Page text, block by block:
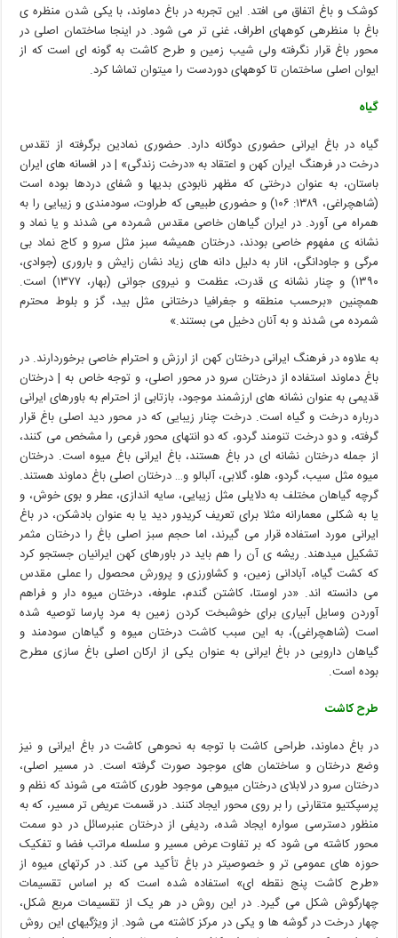
کوشک و باغ اتفاق می افتد. این تجربه در باغ دماوند، با یکی شدن منظره ی
باغ با منظرهی کوههای اطراف، غنی تر می شود. در اینجا ساختمان اصلی در
محور باغ قرار نگرفته ولی شیب زمین و طرح کاشت به گونه ای است که از
ایوان اصلی ساختمان تا کوههای دوردست را میتوان تماشا کرد.
گیاه
گیاه در باغ ایرانی حضوری دوگانه دارد. حضوری نمادین برگرفته از تقدس
درخت در فرهنگ ایران کهن و اعتقاد به «درخت زندگی» | در افسانه های ایران
باستان، به عنوان درختی که مظهر نابودی بدیها و شفای دردها بوده است
(شاهچراغی، ۱۳۸۹: ۱۰۶) و حضوری طبیعی که طراوت، سودمندی و زیبایی را به
همراه می آورد. در ایران گیاهان خاصی مقدس شمرده می شدند و یا نماد و
نشانه ی مفهوم خاصی بودند، درختان همیشه سبز مثل سرو و کاج نماد بی
مرگی و جاودانگی، انار به دلیل دانه های زیاد نشان زایش و باروری (جوادی،
۱۳۹۰) و چنار نشانه ی قدرت، عظمت و نیروی جوانی (بهار، ۱۳۷۷) است.
همچنین «برحسب منطقه و جغرافیا درختانی مثل بید، گز و بلوط محترم
شمرده می شدند و به آنان دخیل می بستند.»
به علاوه در فرهنگ ایرانی درختان کهن از ارزش و احترام خاصی برخوردارند. در
باغ دماوند استفاده از درختان سرو در محور اصلی، و توجه خاص به | درختان
قدیمی به عنوان نشانه های ارزشمند موجود، بازتابی از احترامبه باورهای ایرانی
درباره درخت و گیاه است. درخت چنار زیبایی که در محور دید اصلی باغ قرار
گرفته، و دو درخت تنومند گردو، که دو انتهای محور فرعی را مشخص می کنند،
از جمله درختان نشانه ای در باغ هستند، باغ ایرانی باغ میوه است. درختان
میوه مثل سیب، گردو، هلو، گلابی، آلبالو و… درختان اصلی باغ دماوند هستند.
گرچه گیاهان مختلف به دلایلی مثل زیبایی، سایه اندازی، عطر و بوی خوش، و
یا به شکلی معمارانه مثلا برای تعریف کریدور دید یا به عنوان بادشکن، در باغ
ایرانی مورد استفاده قرار می گیرند، اما حجم سبز اصلی باغ را درختان مثمر
تشکیل میدهند. ریشه ی آن را هم باید در باورهای کهن ایرانیان جستجو کرد
که کشت گیاه، آبادانی زمین، و کشاورزی و پرورش محصول را عملی مقدس
می دانسته اند. «در اوستا، کاشتن گندم، علوفه، درختان میوه دار و فراهم
آوردن وسایل آبیاری برای خوشبخت کردن زمین به مرد پارسا توصیه شده
است (شاهچراغی)، به این سبب کاشت درختان میوه و گیاهان سودمند و
گیاهان دارویی در باغ ایرانی به عنوان یکی از ارکان اصلی باغ سازی مطرح
بوده است.
طرح کاشت
در باغ دماوند، طراحی کاشت با توجه به نحوهی کاشت در باغ ایرانی و نیز
وضع درختان و ساختمان های موجود صورت گرفته است. در مسیر اصلی،
درختان سرو در لابلای درختان میوهی موجود طوری کاشته می شوند که نظم و
پرسپکتیو متقارنی را بر روی محور ایجاد کنند. در قسمت عریض تر مسیر، که به
منظور دسترسی سواره ایجاد شده، ردیفی از درختان عنبرسائل در دو سمت
محور کاشته می شود که بر تفاوت عرض مسير و سلسله مراتب فضا و تفکیک
حوزه های عمومی تر و خصوصیتر در باغ تأکید می کند. در کرتهای میوه از
«طرح کاشت پنج نقطه ای» استفاده شده است که بر اساس تقسیمات
چهارگوش شکل می گیرد. در این روش در هر یک از تقسیمات مربع شکل،
چهار درخت در گوشه ها و یکی در مرکز کاشته می شود. از ویژگیهای این روش